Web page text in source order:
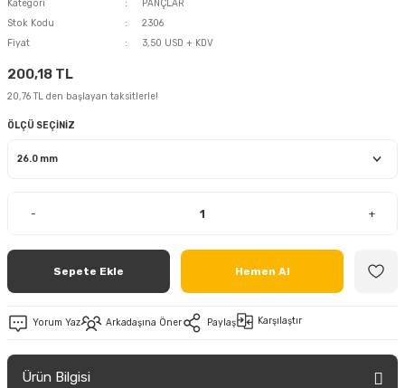
Kategori
PANÇLAR
Stok Kodu
2306
Fiyat
3,50 USD + KDV
200,18 TL
20,76 TL den başlayan taksitlerle!
ÖLÇÜ SEÇİNİZ
- +
Sepete Ekle Hemen Al
Yorum Yaz Arkadaşına Öner Paylaş Karşılaştır
Ürün Bilgisi